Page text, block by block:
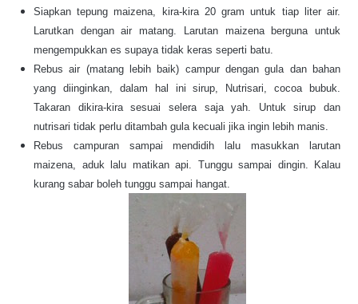
Siapkan tepung maizena, kira-kira 20 gram untuk tiap liter air.
Larutkan dengan air matang. Larutan maizena berguna untuk
mengempukkan es supaya tidak keras seperti batu.
Rebus air (matang lebih baik) campur dengan gula dan bahan
yang diinginkan, dalam hal ini sirup, Nutrisari, cocoa bubuk.
Takaran dikira-kira sesuai selera saja yah. Untuk sirup dan
nutrisari tidak perlu ditambah gula kecuali jika ingin lebih manis.
Rebus campuran sampai mendidih lalu masukkan larutan
maizena, aduk lalu matikan api. Tunggu sampai dingin. Kalau
kurang sabar boleh tunggu sampai hangat.